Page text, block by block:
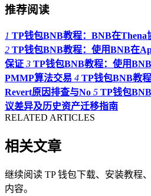
推荐阅读
1 TP钱包BNB教程：BNB在Thena
2 TP钱包BNB教程：使用BNB在
保证 3 TP钱包BNB教程：使用
PMMP算法交易 4 TP钱包BNB教
Revert原因排查与No 5 TP钱包
议差异及历史资产迁移指南
RELATED ARTICLES
相关文章
继续阅读 TP 钱包下载、安装教程
内容。